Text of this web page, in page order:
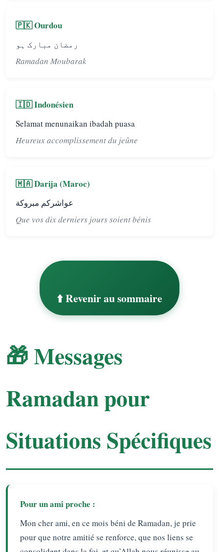
🇵🇰 Ourdou
رمضان مبارک ہو
Ramadan Moubarak
🇮🇩 Indonésien
Selamat menunaikan ibadah puasa
Heureux accomplissement du jeûne
🇲🇦 Darija (Maroc)
عواشركم مبروكة
Que vos dix derniers jours soient bénis
⬆️ Revenir au sommaire
🎁 Messages
Ramadan pour
Situations Spécifiques
Pour un ami proche :
Mon cher ami, en ce mois béni de Ramadan, je prie
pour que notre amitié se renforce, que nos liens se